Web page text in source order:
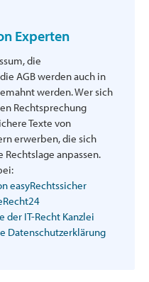
Experten
die
AGB werden auch in
werden. Wer sich
Rechtsprechung
Texte von
erwerben, die sich
anpassen.
easyRechtssicher
IT-Recht Kanzlei
Datenschutzerklärung